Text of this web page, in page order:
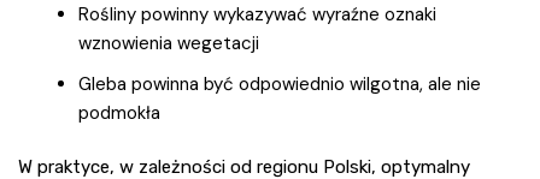
Rośliny powinny wykazywać wyraźne oznaki
wznowienia wegetacji
Gleba powinna być odpowiednio wilgotna, ale nie
podmokła
W praktyce, w zależności od regionu Polski, optymalny